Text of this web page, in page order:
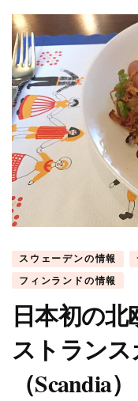
スウェーデンの情報
フィンランドの情報
日本初の
ストラン
（Scandia）